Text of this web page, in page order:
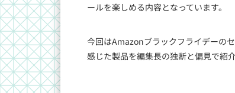
ールを楽しめる内容となっています。
今回はAmazonブラックフライデーの
感じた製品を編集長の独断と偏見で紹